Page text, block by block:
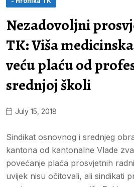
Nezadovoljni
TK: Viša
veću plaću od
srednjoj školi
July 15, 2018
Sindikat osnovnog i srednjeg
kantona od kantonalne Vlade
povećanje plaća prosvjetnih
uvijek nisu očitovali, ali sindikati